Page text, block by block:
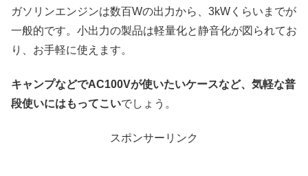
ガソリンエンジンは数百Wの出力から、3kWくらいまでが
一般的です。小出力の製品は軽量化と静音化が図られてお
り、お手軽に使えます。
キャンプなどでAC100Vが使いたいケースなど、気軽な普
段使いにはもってこいでしょう。
スポンサーリンク